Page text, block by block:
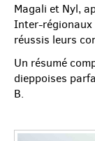
Magali et Nyl,
Inter-régionaux
réussis leurs
Un résumé
dieppoises
B.